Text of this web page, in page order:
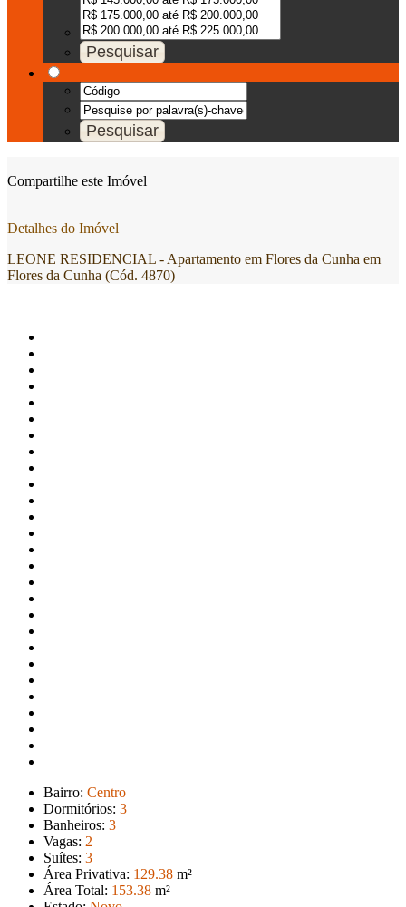
Compartilhe este Imóvel
Detalhes do Imóvel
LEONE RESIDENCIAL - Apartamento em Flores da Cunha em
Flores da Cunha (Cód. 4870)
Bairro: Centro
Dormitórios: 3
Banheiros: 3
Vagas: 2
Suítes: 3
Área Privativa: 129.38 m²
Área Total: 153.38 m²